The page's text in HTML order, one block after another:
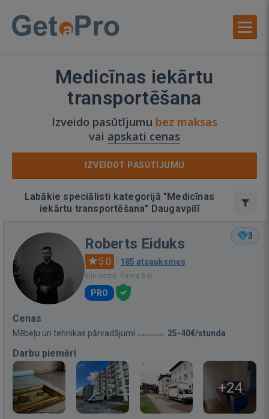
Medicīnas iekārtu
transportēšana
Izveido pasūtījumu bez maksas
vai apskati cenas
IZVEIDOT PASŪTĪJUMU
Labākie speciālisti kategorijā "Medicīnas
iekārtu transportēšana" Daugavpilī
3
Roberts Eiduks
5.0 · 185 atsauksmes
Bija vietnē: Pirms 5 st.
PRO
Cenas
Mēbeļu un tehnikas pārvadājumi 25-40€/stunda
Darbu piemēri
+24